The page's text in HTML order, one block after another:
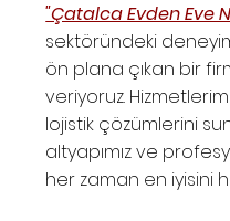
"Çatalca Evden Eve
sektöründeki
ön plana çıkan bir
veriyoruz.
lojistik çözümlerini
altyapımız ve
her zaman en iyisini